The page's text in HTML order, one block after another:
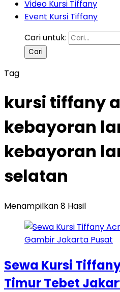
Video Kursi Tiffany
Event Kursi Tiffany
Cari untuk:
Tag
kursi tiffany
kebayoran
kebayoran
selatan
Menampilkan 8 Hasil
Sewa Kursi
Timur Tebet